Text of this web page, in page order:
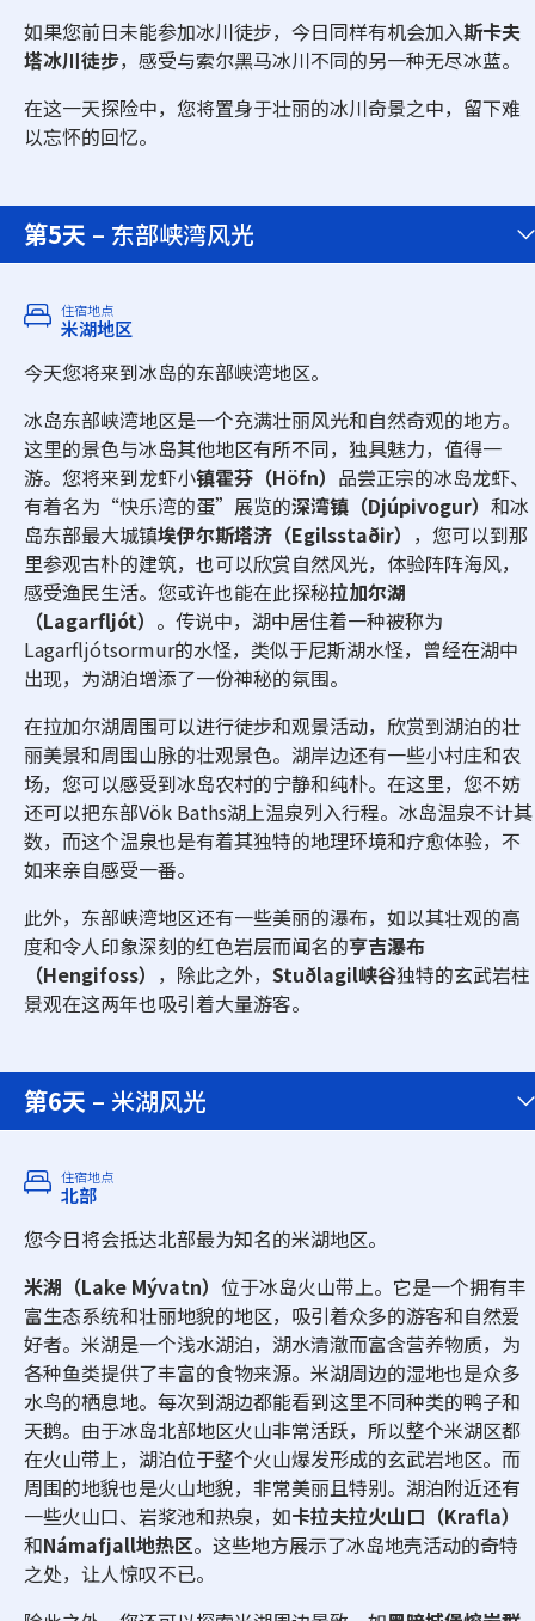
如果您前日未能参加冰川徒步，今日同样有机会加入斯卡夫
塔冰川徒步，感受与索尔黑马冰川不同的另一种无尽冰蓝。
在这一天探险中，您将置身于壮丽的冰川奇景之中，留下难
以忘怀的回忆。
第5天 – 东部峡湾风光
住宿地点
米湖地区
今天您将来到冰岛的东部峡湾地区。
冰岛东部峡湾地区是一个充满壮丽风光和自然奇观的地方。
这里的景色与冰岛其他地区有所不同，独具魅力，值得一
游。您将来到龙虾小镇霍芬（Höfn） 品尝正宗的冰岛龙虾、
有着名为“快乐湾的蛋”展览的深湾镇（Djúpivogur） 和冰
岛东部最大城镇埃伊尔斯塔济（Egilsstaðir） ，您可以到那
里参观古朴的建筑，也可以欣赏自然风光，体验阵阵海风，
感受渔民生活。您或许也能在此探秘拉加尔湖
（Lagarfljót） 。传说中，湖中居住着一种被称为
Lagarfljótsormur的水怪，类似于尼斯湖水怪，曾经在湖中
出现，为湖泊增添了一份神秘的氛围。
在拉加尔湖周围可以进行徒步和观景活动，欣赏到湖泊的壮
丽美景和周围山脉的壮观景色。湖岸边还有一些小村庄和农
场，您可以感受到冰岛农村的宁静和纯朴。在这里，您不妨
还可以把东部Vök Baths湖上温泉列入行程。冰岛温泉不计其
数，而这个温泉也是有着其独特的地理环境和疗愈体验，不
如来亲自感受一番。
此外，东部峡湾地区还有一些美丽的瀑布，如以其壮观的高
度和令人印象深刻的红色岩层而闻名的亨吉瀑布
（Hengifoss） ，除此之外， Stuðlagil峡谷独特的玄武岩柱
景观在这两年也吸引着大量游客。
第6天 – 米湖风光
住宿地点
北部
您今日将会抵达北部最为知名的米湖地区。
米湖（Lake Mývatn） 位于冰岛火山带上。它是一个拥有丰
富生态系统和壮丽地貌的地区，吸引着众多的游客和自然爱
好者。米湖是一个浅水湖泊，湖水清澈而富含营养物质，为
各种鱼类提供了丰富的食物来源。米湖周边的湿地也是众多
水鸟的栖息地。每次到湖边都能看到这里不同种类的鸭子和
天鹅。由于冰岛北部地区火山非常活跃，所以整个米湖区都
在火山带上，湖泊位于整个火山爆发形成的玄武岩地区。而
周围的地貌也是火山地貌，非常美丽且特别。湖泊附近还有
一些火山口、岩浆池和热泉，如卡拉夫拉火山口（Krafla）
和Námafjall地热区。这些地方展示了冰岛地壳活动的奇特
之处，让人惊叹不已。